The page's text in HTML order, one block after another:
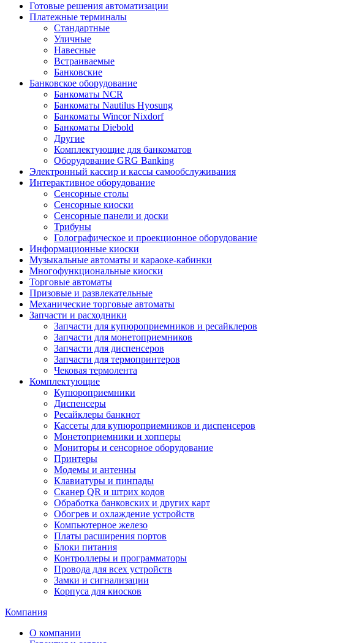
Готовые решения автоматизации
Платежные терминалы
Стандартные
Уличные
Навесные
Встраиваемые
Банковские
Банковское оборудование
Банкоматы NCR
Банкоматы Nautilus Hyosung
Банкоматы Wincor Nixdorf
Банкоматы Diebold
Другие
Комплектующие для банкоматов
Оборудование GRG Banking
Электронный кассир и кассы самообслуживания
Интерактивное оборудование
Сенсорные столы
Сенсорные киоски
Сенсорные панели и доски
Трибуны
Голографическое и проекционное оборудование
Информационные киоски
Музыкальные автоматы и караоке-кабинки
Многофункциональные киоски
Торговые автоматы
Призовые и развлекательные
Механические торговые автоматы
Запчасти и расходники
Запчасти для купюроприемников и ресайклеров
Запчасти для монетоприемников
Запчасти для диспенсеров
Запчасти для термопринтеров
Чековая термолента
Комплектующие
Купюроприемники
Диспенсеры
Ресайклеры банкнот
Кассеты для купюроприемников и диспенсеров
Монетоприемники и хопперы
Мониторы и сенсорное оборудование
Принтеры
Модемы и антенны
Клавиатуры и пинпады
Сканер QR и штрих кодов
Обработка банковских и других карт
Обогрев и охлаждение устройств
Компьютерное железо
Платы расширения портов
Блоки питания
Контроллеры и программаторы
Провода для всех устройств
Замки и сигнализации
Корпуса для киосков
Компания
О компании